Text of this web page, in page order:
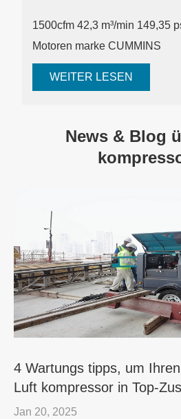
1500cfm 42,3 m³/min 149,35
Motoren marke CUMMINS
WEITER LESEN
News & Blog
4 Wartungs tipps, um
Luft kompressor in Top-
Jan 20, 2025